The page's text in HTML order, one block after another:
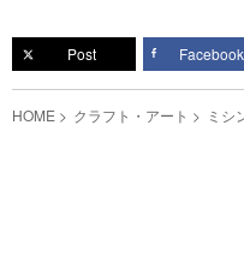
Post Facebook
HOME クラフト・アート ミシ
の選